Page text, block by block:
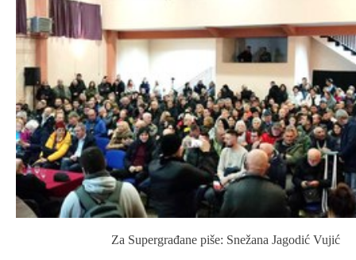
Za Supergrađane piše: Snežana Jagodić Vujić